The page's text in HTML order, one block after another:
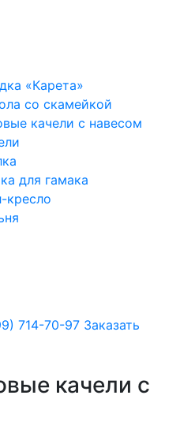
«Карета»
со скамейкой
качели с навесом
для гамака
кресло
714-70-97 Заказать
качели с